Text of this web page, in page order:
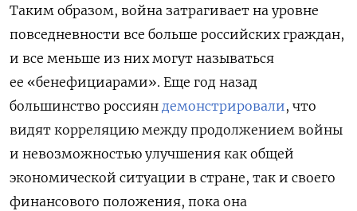
Таким образом, война затрагивает на уровне
повседневности все больше российских граждан,
и все меньше из них могут называться
ее «бенефициарами». Еще год назад
большинство россиян демонстрировали, что
видят корреляцию между продолжением войны
и невозможностью улучшения как общей
экономической ситуации в стране, так и своего
финансового положения, пока она